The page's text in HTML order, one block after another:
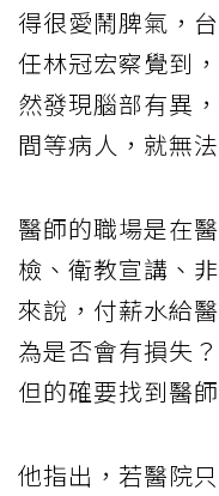
得很愛鬧脾氣，
任林冠宏察覺到
然發現腦部有異
間等病人，就無
醫師的職場是在
檢、衛教宣講、
來說，付薪水給
為是否會有損失
但的確要找到醫
他指出，若醫院